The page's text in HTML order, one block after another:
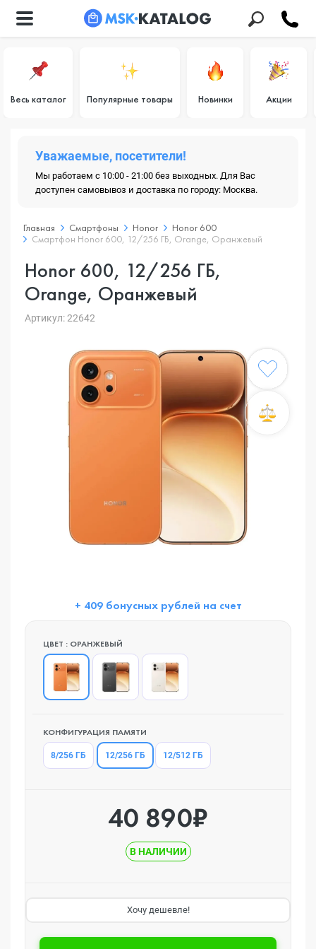
Весь каталог Популярные товары Новинки Акции
Уважаемые, посетители!
Мы работаем с 10:00 - 21:00 без выходных. Для Вас
доступен самовывоз и доставка по городу: Москва.
Главная Смартфоны Honor
Honor 600
Смартфон Honor 600, 12/256 ГБ, Orange, Оранжевый
Honor 600, 12/256 ГБ,
Orange, Оранжевый
Артикул: 22642
+ 409 бонусных рублей на счет
ЦВЕТ : ОРАНЖЕВЫЙ
КОНФИГУРАЦИЯ ПАМЯТИ
8/256 ГБ 12/256 ГБ 12/512 ГБ
40 890₽
В НАЛИЧИИ
Хочу дешевле!